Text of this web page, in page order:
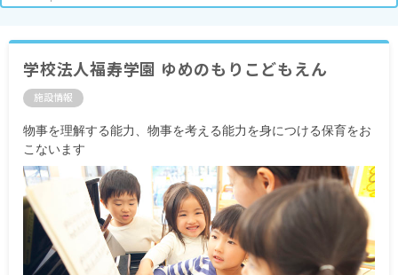
学校法人福寿学園 ゆめのもりこどもえん
施設情報
物事を理解する能力、物事を考える能力を身につける保育をお
こないます